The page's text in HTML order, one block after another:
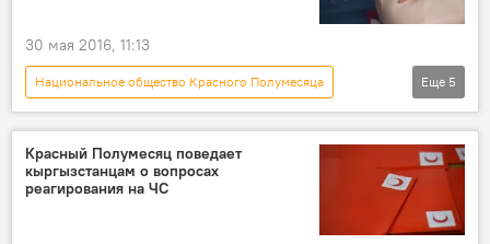
30 мая 2016, 11:13
Национальное общество Красного Полумесяца
Новости
Кыргызстан
Общество
медицина
скорая помощь
Еще 5
Красный Полумесяц поведает
кыргызстанцам о вопросах
реагирования на ЧС